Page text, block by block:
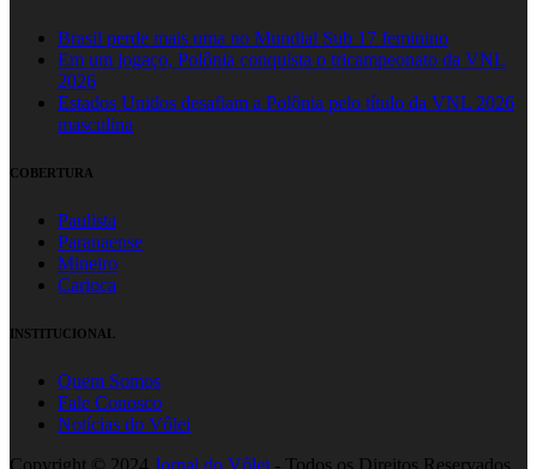
Brasil perde mais uma no Mundial Sub 17 feminino
Em um jogaço, Polônia conquista o tricampeonato da VNL
2026
Estados Unidos desafiam a Polônia pelo título da VNL 2026
masculina
COBERTURA
Paulista
Paranaense
Mineiro
Carioca
INSTITUCIONAL
Quem Somos
Fale Conosco
Notícias do Vôlei
Copyright © 2024 Jornal do Vôlei - Todos os Direitos Reservados.